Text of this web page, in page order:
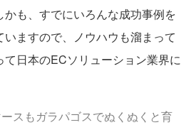
も、すでにいろんな成功事例を
ますので、ノウハウも溜まって
日本のECソリューション業界に
スもガラパゴスでぬくぬくと育